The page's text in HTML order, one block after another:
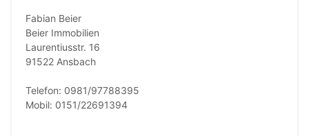
Fabian Beier
Beier Immobilien
Laurentiusstr. 16
91522 Ansbach
Telefon: 0981/97788395
Mobil: 0151/22691394